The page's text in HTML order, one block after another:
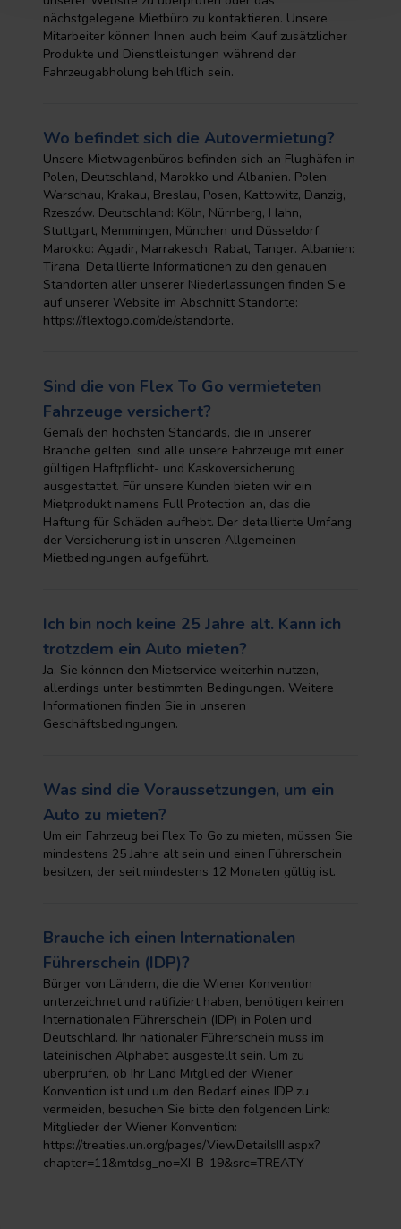
nächstgelegene Mietbüro zu kontaktieren. Unsere
Mitarbeiter können Ihnen auch beim Kauf zusätzlicher
Produkte und Dienstleistungen während der
Fahrzeugabholung behilflich sein.
Wo befindet sich die Autovermietung?
Unsere Mietwagenbüros befinden sich an Flughäfen in
Polen, Deutschland, Marokko und Albanien. Polen:
Warschau, Krakau, Breslau, Posen, Kattowitz, Danzig,
Rzeszów. Deutschland: Köln, Nürnberg, Hahn,
Stuttgart, Memmingen, München und Düsseldorf.
Marokko: Agadir, Marrakesch, Rabat, Tanger. Albanien:
Tirana. Detaillierte Informationen zu den genauen
Standorten aller unserer Niederlassungen finden Sie
auf unserer Website im Abschnitt Standorte:
https://flextogo.com/de/standorte.
Sind die von Flex To Go vermieteten
Fahrzeuge versichert?
Gemäß den höchsten Standards, die in unserer
Branche gelten, sind alle unsere Fahrzeuge mit einer
gültigen Haftpflicht- und Kaskoversicherung
ausgestattet. Für unsere Kunden bieten wir ein
Mietprodukt namens Full Protection an, das die
Haftung für Schäden aufhebt. Der detaillierte Umfang
der Versicherung ist in unseren Allgemeinen
Mietbedingungen aufgeführt.
Ich bin noch keine 25 Jahre alt. Kann ich
trotzdem ein Auto mieten?
Ja, Sie können den Mietservice weiterhin nutzen,
allerdings unter bestimmten Bedingungen. Weitere
Informationen finden Sie in unseren
Geschäftsbedingungen.
Was sind die Voraussetzungen, um ein
Auto zu mieten?
Um ein Fahrzeug bei Flex To Go zu mieten, müssen Sie
mindestens 25 Jahre alt sein und einen Führerschein
besitzen, der seit mindestens 12 Monaten gültig ist.
Brauche ich einen Internationalen
Führerschein (IDP)?
Bürger von Ländern, die die Wiener Konvention
unterzeichnet und ratifiziert haben, benötigen keinen
Internationalen Führerschein (IDP) in Polen und
Deutschland. Ihr nationaler Führerschein muss im
lateinischen Alphabet ausgestellt sein. Um zu
überprüfen, ob Ihr Land Mitglied der Wiener
Konvention ist und um den Bedarf eines IDP zu
vermeiden, besuchen Sie bitte den folgenden Link:
Mitglieder der Wiener Konvention:
https://treaties.un.org/pages/ViewDetailsIII.aspx?
chapter=11&mtdsg_no=XI-B-19&src=TREATY